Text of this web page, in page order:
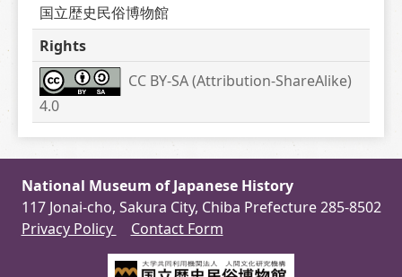
国立歴史民俗博物館
Rights
CC BY-SA (Attribution-ShareAlike)
4.0
National Museum of Japanese History
117 Jonai-cho, Sakura City, Chiba Prefecture 285-8502
Privacy Policy
Contact Form